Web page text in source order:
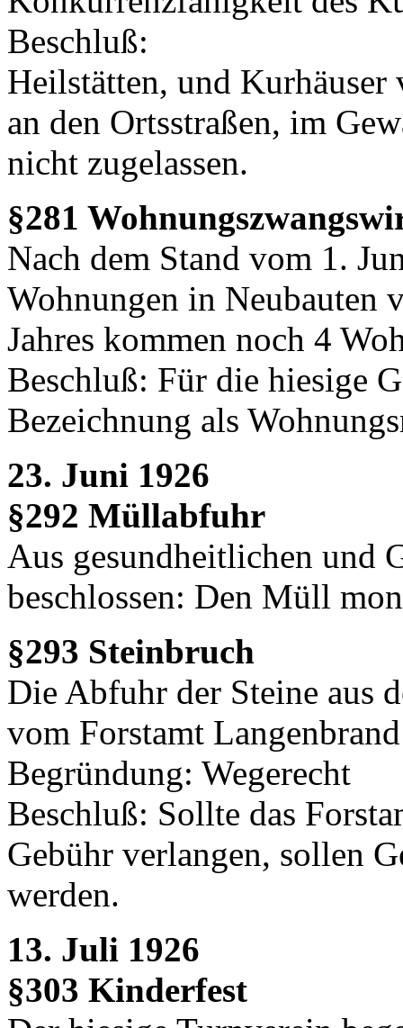
Beschluß:
Heilstätten, und Kurhäuser
an den Ortsstraßen, im
nicht zugelassen.
§281
Nach dem Stand vom 1.
Wohnungen in Neubauten
Jahres kommen noch 4
Beschluß: Für die hiesige
Bezeichnung als
23. Juni 1926
§292 Müllabfuhr
Aus gesundheitlichen und
beschlossen: Den Müll
§293 Steinbruch
Die Abfuhr der Steine aus
vom Forstamt
Begründung: Wegerecht
Beschluß: Sollte das
Gebühr verlangen, sollen
werden.
13. Juli 1926
§303 Kinderfest